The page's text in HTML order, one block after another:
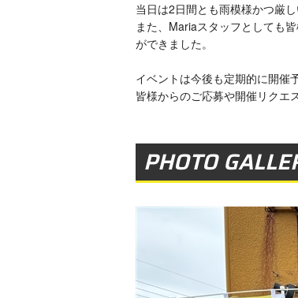
当日は2日間とも雨模様かつ厳
また、Mariaスタッフとしても
ができました。
イベントは今後も定期的に開催
皆様からのご応募や開催リクエ
PHOTO